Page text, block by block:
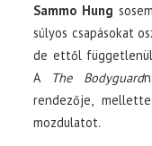
Sammo Hung
súlyos csapásokat
de ettől függetlenül
A The Bodyguard
rendezője, mellette
mozdulatot.